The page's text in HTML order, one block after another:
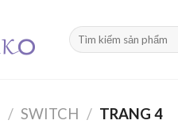
Tìm
kiếm:
/ SWITCH / TRANG 4